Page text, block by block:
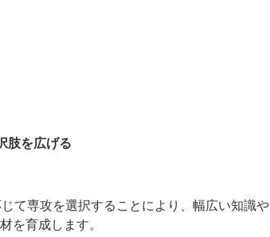
肢を広げる
て専攻を選択することにより、幅広い知識や
を育成します。